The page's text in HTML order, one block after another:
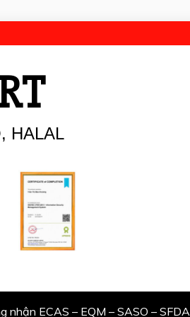
HALAL
nhận ECAS – EQM – SASO – SFDA